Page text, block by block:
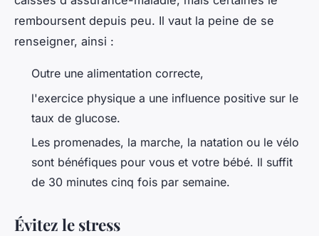
remboursent depuis peu. Il vaut la peine de se
renseigner, ainsi :
Outre une alimentation correcte,
l'exercice physique a une influence positive sur le
taux de glucose.
Les promenades, la marche, la natation ou le vélo
sont bénéfiques pour vous et votre bébé. Il suffit
de 30 minutes cinq fois par semaine.
Évitez le stress